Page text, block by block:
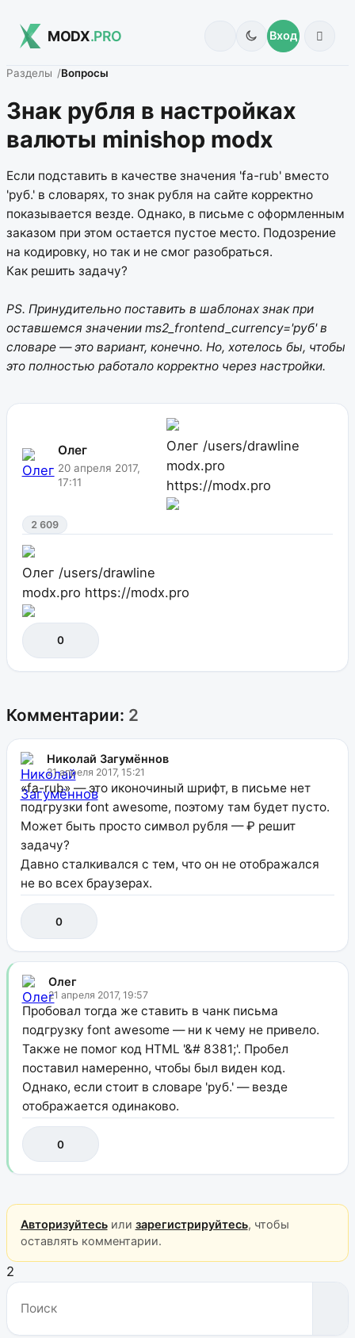
MODX.PRO Вход
Разделы Вопросы
Знак рубля в настройках
валюты minishop modx
Если подставить в качестве значения 'fa-rub' вместо
'руб.' в словарях, то знак рубля на сайте корректно
показывается везде. Однако, в письме с оформленным
заказом при этом остается пустое место. Подозрение
на кодировку, но так и не смог разобраться.
Как решить задачу?
PS. Принудительно поставить в шаблонах знак при
оставшемся значении ms2_frontend_currency='руб' в
словаре — это вариант, конечно. Но, хотелось бы, чтобы
это полностью работало корректно через настройки.
Олег
20 апреля 2017,
17:11
Олег /users/drawline
modx.pro
https://modx.pro
2 609
Олег /users/drawline
modx.pro https://modx.pro
0
Комментарии: 2
Николай Загумённов
21 апреля 2017, 15:21
«fa-rub» — это иконочиный шрифт, в письме нет
подгрузки font awesome, поэтому там будет пусто.
Может быть просто символ рубля — ₽ решит
задачу?
Давно сталкивался с тем, что он не отображался
не во всех браузерах.
0
Олег
21 апреля 2017, 19:57
Пробовал тогда же ставить в чанк письма
подгрузку font awesome — ни к чему не привело.
Также не помог код HTML '&# 8381;'. Пробел
поставил намеренно, чтобы был виден код.
Однако, если стоит в словаре 'руб.' — везде
отображается одинаково.
0
Авторизуйтесьили зарегистрируйтесь, чтобы
оставлять комментарии.
2